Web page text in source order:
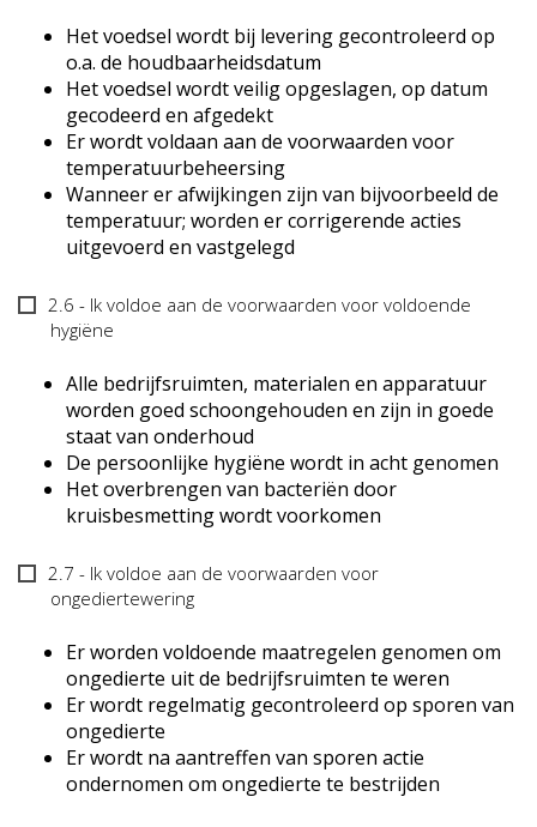
met
voedsel
Het voedsel wordt bij levering gecontroleerd op
o.a. de houdbaarheidsdatum
Het voedsel wordt veilig opgeslagen, op datum
gecodeerd en afgedekt
Er wordt voldaan aan de voorwaarden voor
temperatuurbeheersing
Wanneer er afwijkingen zijn van bijvoorbeeld de
temperatuur; worden er corrigerende acties
uitgevoerd en vastgelegd
2.6
hygiëne
2.6 - Ik voldoe aan de voorwaarden voor voldoende
hygiëne
Alle bedrijfsruimten, materialen en apparatuur
worden goed schoongehouden en zijn in goede
staat van onderhoud
De persoonlijke hygiëne wordt in acht genomen
Het overbrengen van bacteriën door
kruisbesmetting wordt voorkomen
2.7 2.7 - Ik voldoe aan de voorwaarden voor
ongediertewering
Er worden voldoende maatregelen genomen om
ongedierte uit de bedrijfsruimten te weren
Er wordt regelmatig gecontroleerd op sporen van
ongedierte
Er wordt na aantreffen van sporen actie
ondernomen om ongedierte te bestrijden